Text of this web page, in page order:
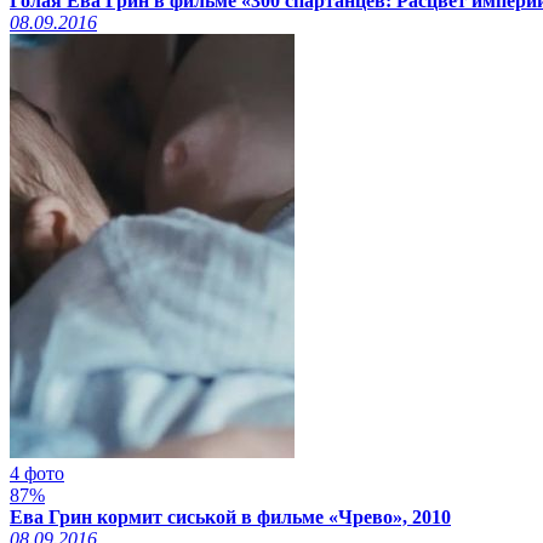
08.09.2016
4 фото
87%
Ева Грин кормит сиськой в фильме «Чрево», 2010
08.09.2016